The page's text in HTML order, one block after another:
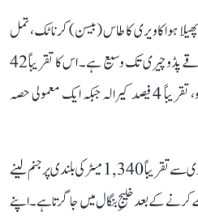
کلومیٹر پر پھیلا ہوا کاویری کا طاس (بیسن) کرناٹک، تمل
ناڈو، کیرالہ اور مرکز کے زیر انتظام علاقے پڈوچیری تک وسیع ہے۔ اس کا تقریباً 42
فیصد حصہ کرناٹک، 54 فیصد تمل ناڈو، تقریباً 4 فیصد کیرالہ جبکہ ایک معمولی حصہ
کوڈاگو کے جنگلاتی پہاڑی علاقے تلاکاویری سے تقریباً 1,340 میٹر کی بلندی پر جنم لینے
کلومیٹر کا سفر طے کرنے کے بعد خلیجِ بنگال میں جا گرتا ہے۔ اپنے